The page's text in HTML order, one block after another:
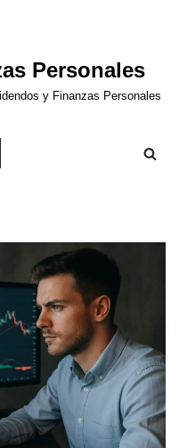
Personales
y Finanzas Personales